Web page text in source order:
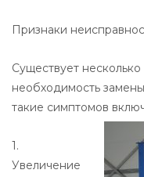
Признаки
Существует
необходимость
такие симптомов
1.
Увеличение